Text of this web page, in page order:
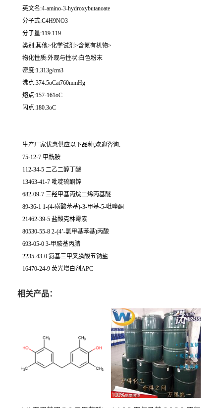
英文名:4-amino-3-hydroxybutanoate
分子式:C4H9NO3
分子量:119.119
类别:其他>化学试剂>含氮有机物>
物化性质:外观与性状:白色粉末
密度:1.313g/cm3
沸点:374.5oCat760mmHg
熔点:157-161oC
闪点:180.3oC
生产厂家优惠供应以下品种,欢迎咨询:
75-12-7 甲酰胺
112-34-5 二乙二醇丁醚
13463-41-7 吡啶硫酮锌
682-09-7 三羟甲基丙烷二烯丙基醚
89-36-1 1-(4-磺酸苯基)-3-甲基-5-吡唑酮
21462-39-5 盐酸克林霉素
80530-55-8 2-(4’-氯甲基苯基)丙酸
693-05-0 3-甲胺基丙腈
2235-43-0 氨基三甲叉膦酸五钠盐
16470-24-9 荧光增白剂APC
相关产品：